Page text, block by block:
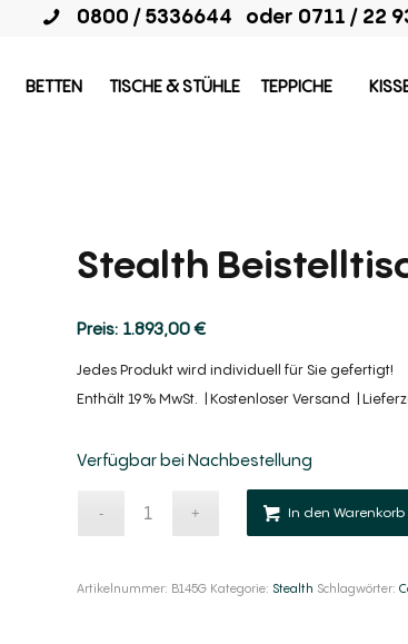
0800 / 5336644 oder 0711 / 22
BETTEN TISCHE & STÜHLE TEPPICHE
Stealth
1.893,00€
Jedes Produkt wird individuell für Sie gefertigt!
Enthält 19% MwSt.
Kostenloser Versand
Verfügbar bei Nachbestellung
In den Warenkorb
Artikelnummer: B145G Kategorie: Stealth Schlagwörter: